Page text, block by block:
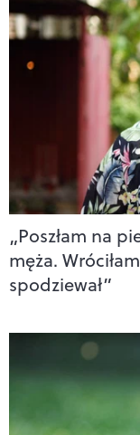
„Poszłam na
męża.
spodziewał”